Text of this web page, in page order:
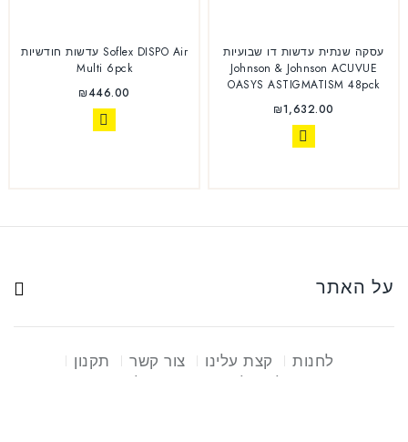
עדשות חודשיות Soflex DISPO Air
Multi 6pck
₪446.00
עסקה שנתית עדשות דו שבועיות
Johnson & Johnson ACUVUE
OASYS ASTIGMATISM 48pck
₪1,632.00
על האתר
לחנות קצת עלינו צור קשר
תקנון
פינוי פסולת אלקטרונית
שאלות ותשובות